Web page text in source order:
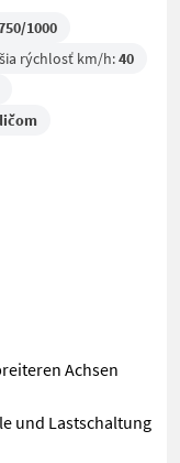
1000
rýchlosť km/h:40
Achsen
und Lastschaltung